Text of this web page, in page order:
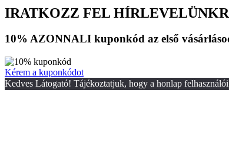
IRATKOZZ FEL
10% AZONNALI kuponkód az első
Kérem a kuponkódot
Kedves Látogató! Tájékoztatjuk, hogy a honlap